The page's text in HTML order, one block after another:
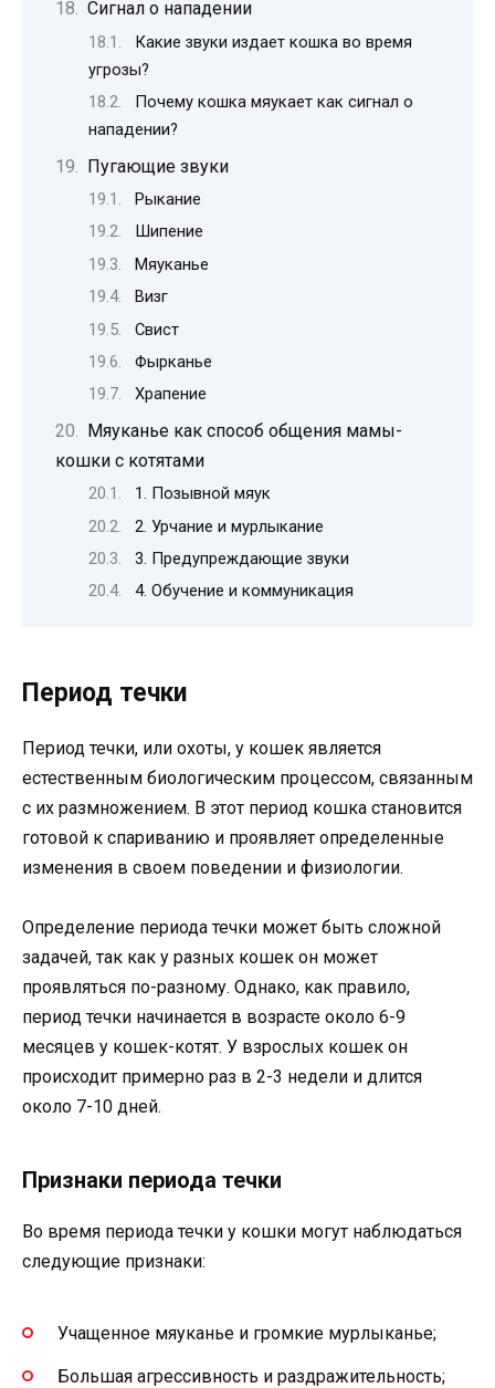
Сигнал о нападении
Какие звуки издает кошка во время
угрозы?
Почему кошка мяукает как сигнал о
нападении?
Пугающие звуки
Рыкание
Шипение
Мяуканье
Визг
Свист
Фырканье
Храпение
Мяуканье как способ общения мамы-
кошки с котятами
1. Позывной мяук
2. Урчание и мурлыкание
3. Предупреждающие звуки
4. Обучение и коммуникация
Период течки
Период течки, или охоты, у кошек является
естественным биологическим процессом, связанным
с их размножением. В этот период кошка становится
готовой к спариванию и проявляет определенные
изменения в своем поведении и физиологии.
Определение периода течки может быть сложной
задачей, так как у разных кошек он может
проявляться по-разному. Однако, как правило,
период течки начинается в возрасте около 6-9
месяцев у кошек-котят. У взрослых кошек он
происходит примерно раз в 2-3 недели и длится
около 7-10 дней.
Признаки периода течки
Во время периода течки у кошки могут наблюдаться
следующие признаки:
Учащенное мяуканье и громкие мурлыканье;
Большая агрессивность и раздражительность;